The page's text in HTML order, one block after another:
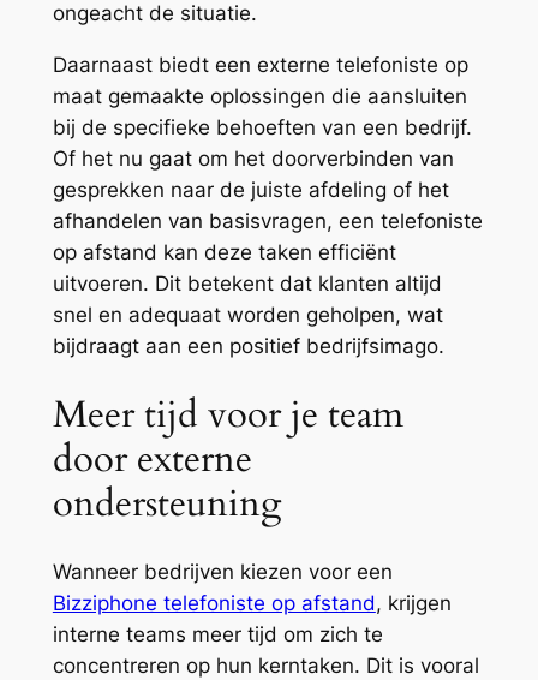
ongeacht de situatie.
Daarnaast biedt een externe telefoniste op
maat gemaakte oplossingen die aansluiten
bij de specifieke behoeften van een bedrijf.
Of het nu gaat om het doorverbinden van
gesprekken naar de juiste afdeling of het
afhandelen van basisvragen, een telefoniste
op afstand kan deze taken efficiënt
uitvoeren. Dit betekent dat klanten altijd
snel en adequaat worden geholpen, wat
bijdraagt aan een positief bedrijfsimago.
Meer tijd voor je team
door externe
ondersteuning
Wanneer bedrijven kiezen voor een
Bizziphone telefoniste op afstand, krijgen
interne teams meer tijd om zich te
concentreren op hun kerntaken. Dit is vooral